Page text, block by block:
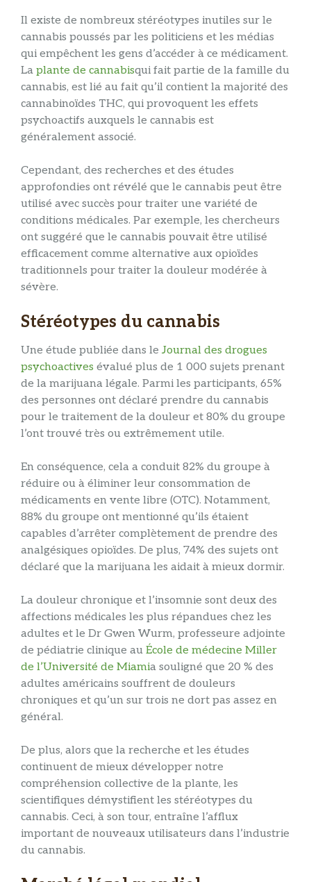
Il existe de nombreux stéréotypes inutiles sur le
cannabis poussés par les politiciens et les médias
qui empêchent les gens d’accéder à ce médicament.
La plante de cannabisqui fait partie de la famille du
cannabis, est lié au fait qu’il contient la majorité des
cannabinoïdes THC, qui provoquent les effets
psychoactifs auxquels le cannabis est
généralement associé.
Cependant, des recherches et des études
approfondies ont révélé que le cannabis peut être
utilisé avec succès pour traiter une variété de
conditions médicales. Par exemple, les chercheurs
ont suggéré que le cannabis pouvait être utilisé
efficacement comme alternative aux opioïdes
traditionnels pour traiter la douleur modérée à
sévère.
Stéréotypes du cannabis
Une étude publiée dans le Journal des drogues
psychoactives évalué plus de 1 000 sujets prenant
de la marijuana légale. Parmi les participants, 65%
des personnes ont déclaré prendre du cannabis
pour le traitement de la douleur et 80% du groupe
l’ont trouvé très ou extrêmement utile.
En conséquence, cela a conduit 82% du groupe à
réduire ou à éliminer leur consommation de
médicaments en vente libre (OTC). Notamment,
88% du groupe ont mentionné qu’ils étaient
capables d’arrêter complètement de prendre des
analgésiques opioïdes. De plus, 74% des sujets ont
déclaré que la marijuana les aidait à mieux dormir.
La douleur chronique et l’insomnie sont deux des
affections médicales les plus répandues chez les
adultes et le Dr Gwen Wurm, professeure adjointe
de pédiatrie clinique au École de médecine Miller
de l’Université de Miamia souligné que 20 % des
adultes américains souffrent de douleurs
chroniques et qu’un sur trois ne dort pas assez en
général.
De plus, alors que la recherche et les études
continuent de mieux développer notre
compréhension collective de la plante, les
scientifiques démystifient les stéréotypes du
cannabis. Ceci, à son tour, entraîne l’afflux
important de nouveaux utilisateurs dans l’industrie
du cannabis.